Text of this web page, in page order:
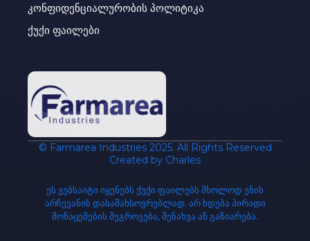
კონფიდენციალურობის პოლიტიკა
ქუქი ფაილები
© Farmarea Industries 2025. All Rights Reserved
Created by Charles
ეს ვებსაიტი იყენებს ქუქი ფაილებს მხოლოდ ენის
არჩევანის დასამახსოვრებლად. არ ხდება პირადი
მონაცემების შეგროვება, შენახვა ან გაზიარება.